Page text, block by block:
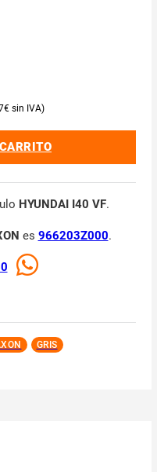
€
HYUNDAI I40 VF.
es 966203Z000.
GRIS